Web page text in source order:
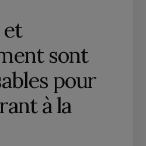
sont
pour
à la